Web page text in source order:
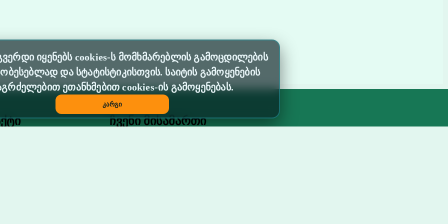
ჩვენი მისამართი
იყენებს cookies-ს მომხმარებლის გამოცდილების
და სტატისტიკისთვის. საიტის გამოყენების
ეთანხმებით cookies-ის გამოყენებას.
კარგი